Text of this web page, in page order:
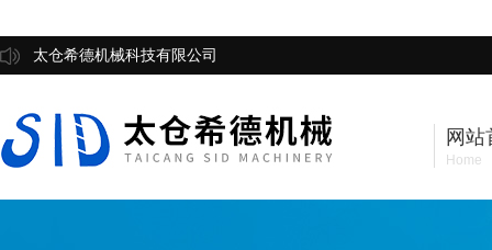
太仓希德机械科技有限公司
网站
Home